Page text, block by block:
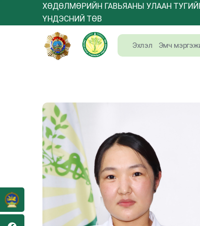
ХӨДӨЛМӨРИЙН ГАВЬЯАНЫ УЛААН
ҮНДЭСНИЙ ТӨВ
Эхлэл Эмч